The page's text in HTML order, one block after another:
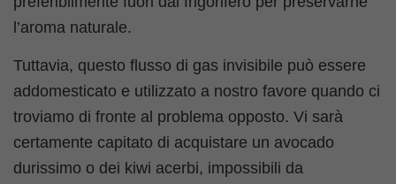
l’aroma naturale.
Tuttavia, questo flusso di gas invisibile può essere
addomesticato e utilizzato a nostro favore quando ci
troviamo di fronte al problema opposto. Vi sarà
certamente capitato di acquistare un avocado
durissimo o dei kiwi acerbi, impossibili da